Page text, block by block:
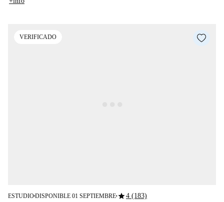
VERIFICADO
ESTUDIO■DISPONIBLE 01 SEPTIEMBRE■star4 (183)